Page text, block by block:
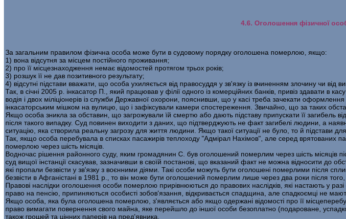
4.6. Оголошення фізичної
За загальним правилом фізична особа може бути в судовому порядку оголошена померлою, якщо:
1) вона відсутня за місцем постійного проживання;
2) про її місцезнаходження немає відомостей протягом трьох років;
3) розшук її не дав позитивного результату;
4) відсутні підстави вважати, що особа ухиляється від правосуддя у зв'язку із вчиненням злочину чи
Так, в січні 2005 р. інкасатор П., який працював у філії одного із комерційних банків, привіз здавати в
водія і двох міліціонерів із служби Державної охорони, пояснивши, що у касі треба зачекати
інкасаторським мішком на вулицю, що і зафіксували камери спостереження. Звичайно, що за таких
Якщо особа зникла за обставин, що загрожували їй смертю або дають підставу припускати її загибель
після такого випадку. Суд повинен виходити з даних, що підтверджують не факт загибелі людини, а
ситуацію, яка створила реальну загрозу для життя людини. Якщо такої ситуації не було, то й підстави
Так, якщо особа перебувала в списках пасажирів теплоходу "Адмірал Нахімов", але серед врятованих
померлою через шість місяців.
Водночас рішення районного суду, яким громадянин С. був оголошений померлим через шість місяців
суд вищої інстанції скасував, зазначивши в своїй постанові, що вказаний факт не можна відносити до
які пропали безвісти у зв'язку з воєнними діями. Такі особи можуть бути оголошені померлими після
безвісти в Афганістані в 1981 р., то він може бути оголошений померлим лише через два роки після
Правові наслідки оголошення особи померлою прирівнюються до правових наслідків, які настають у
право на пенсію, припиняються особисті зобов'язання, відкривається спадщина, але спадкоємці не
Якщо особа, яка була оголошена померлою, з'являється або якщо одержані відомості про її
право вимагати повернення свого майна, яке перейшло до іншої особи безоплатно (подароване,
також грошей та цінних паперів на пред'явника.